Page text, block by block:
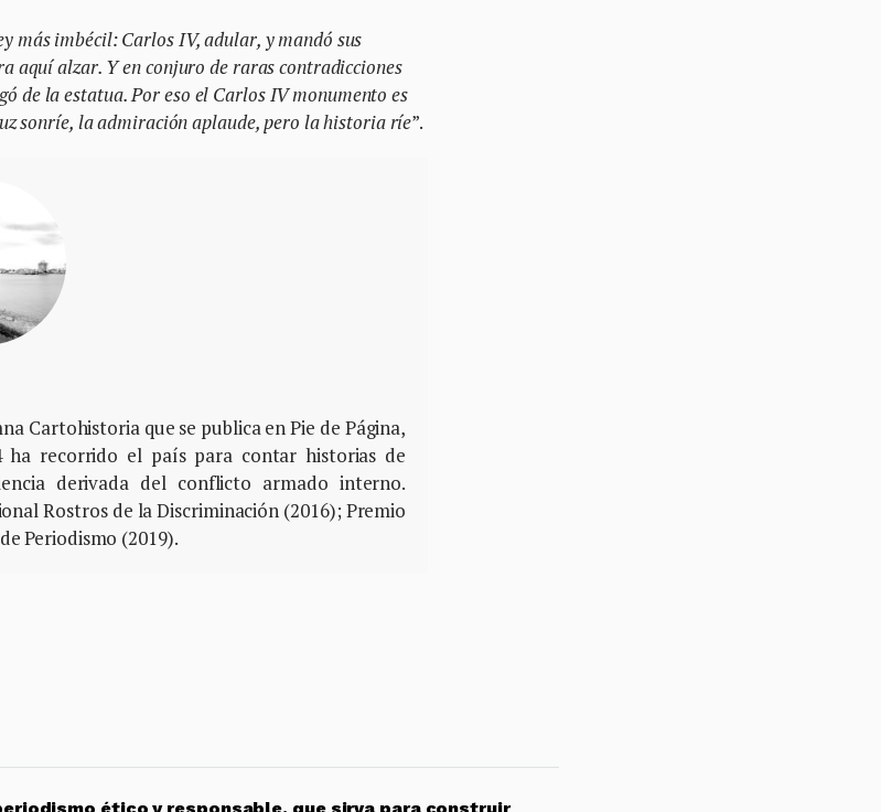
más imbécil: Carlos IV, adular, y mandó sus
aquí alzar. Y en conjuro de raras contradicciones
de la estatua. Por eso el Carlos IV monumento es
sonríe, la admiración aplaude, pero la historia ríe”.
Cartohistoria que se publica en Pie de Página,
ha recorrido el país para contar historias de
derivada del conflicto armado interno.
Rostros de la Discriminación (2016); Premio
Periodismo (2019).
ético y responsable, que sirva para construir